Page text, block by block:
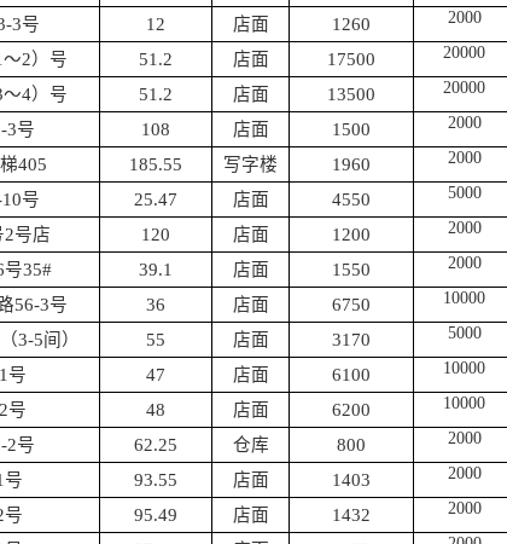
3号 12 店面 1260 2000
2）号 51.2 店面 17500 20000
4）号 51.2 店面 13500 20000
3号 108 店面 1500 2000
405 185.55 写字楼 1960 2000
号 25.47 店面 4550 5000
2号店 120 店面 1200 2000
号35# 39.1 店面 1550 2000
56-3号 36 店面 6750 10000
3-5间） 55 店面 3170 5000
号 47 店面 6100 10000
号 48 店面 6200 10000
2号 62.25 仓库 800 2000
号 93.55 店面 1403 2000
号 95.49 店面 1432 2000